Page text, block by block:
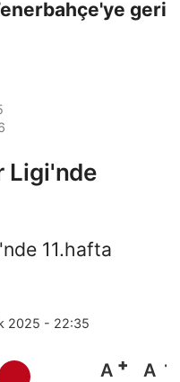
geri
Ligi'nde
11.hafta
2025 - 22:35
A A